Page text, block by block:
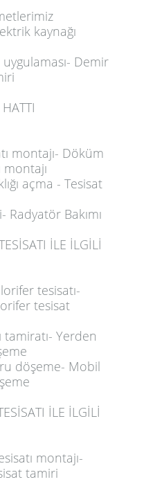
kaynağı
Demir
montajı- Döküm
montajı
açma - Tesisat
Radyatör Bakımı
İLE İLGİLİ
tesisatı-
tesisat
tamiratı- Yerden
döşeme- Mobil
İLE İLGİLİ
montajı-
tamiri